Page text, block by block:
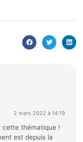
2 mars 2022 à 14:19
cette thématique !
est depuis la